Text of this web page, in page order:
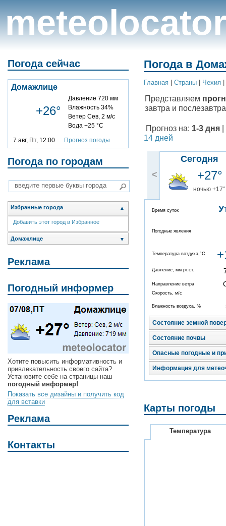
meteolocator
Погода сейчас
Домажлице
+26°
Давление 720 мм
Влажность 34%
Ветер Сев, 2 м/с
Вода +25 °C
7 авг, Пт, 12:00 Прогноз погоды
Погода по городам
Избранные города ▲
Добавить этот город в Избранное
Домажлице ▼
Реклама
Погодный информер
Хотите повысить информативность и
привлекательность своего сайта?
Установите себе на страницы наш
погодный информер!
Показать все дизайны и получить код
для вставки
Реклама
Контакты
Погода в
Главная Cтраны Чехия
Представляем
завтра и
Прогноз на: 1-3 дня
14 дней
<
Сегодня
+27°
ночью +17°
Время суток
Погодные явления
Температура воздуха,°C
Давление, мм рт.ст.
Направление ветра
Скорость, м/с
Влажность воздуха, %
Состояние земной
Состояние почвы
Опасные погодные и
Информация для
Карты погоды
Температура